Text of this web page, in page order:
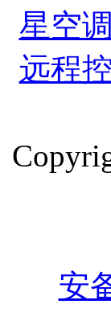
星空
远程
安